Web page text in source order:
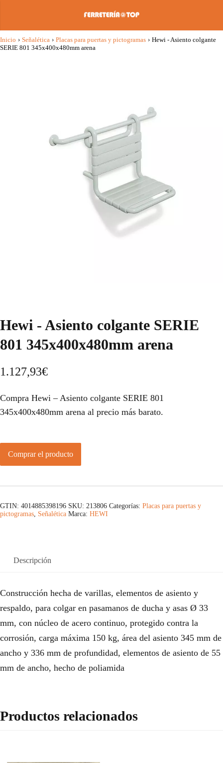
Inicio › Señalética › Placas para puertas y pictogramas › Hewi - Asiento colgante
SERIE 801 345x400x480mm arena
Hewi - Asiento colgante SERIE
801 345x400x480mm arena
1.127,93€
Compra Hewi – Asiento colgante SERIE 801
345x400x480mm arena al precio más barato.
Comprar el producto
GTIN: 4014885398196 SKU: 213806 Categorías: Placas para puertas y
pictogramas, Señalética Marca: HEWI
Descripción
Construcción hecha de varillas, elementos de asiento y
respaldo, para colgar en pasamanos de ducha y asas Ø 33
mm, con núcleo de acero continuo, protegido contra la
corrosión, carga máxima 150 kg, área del asiento 345 mm de
ancho y 336 mm de profundidad, elementos de asiento de 55
mm de ancho, hecho de poliamida
Productos relacionados